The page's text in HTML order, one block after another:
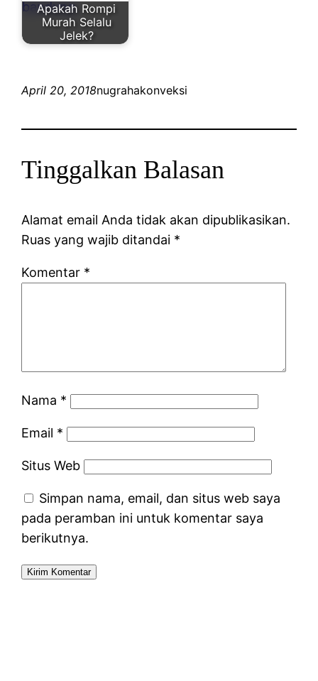
Apakah Rompi
Murah Selalu
Jelek?
April 20, 2018nugrahakonveksi
Tinggalkan Balasan
Alamat email Anda tidak akan dipublikasikan.
Ruas yang wajib ditandai *
Komentar *
Nama *
Email *
Situs Web
Simpan nama, email, dan situs web saya
pada peramban ini untuk komentar saya
berikutnya.